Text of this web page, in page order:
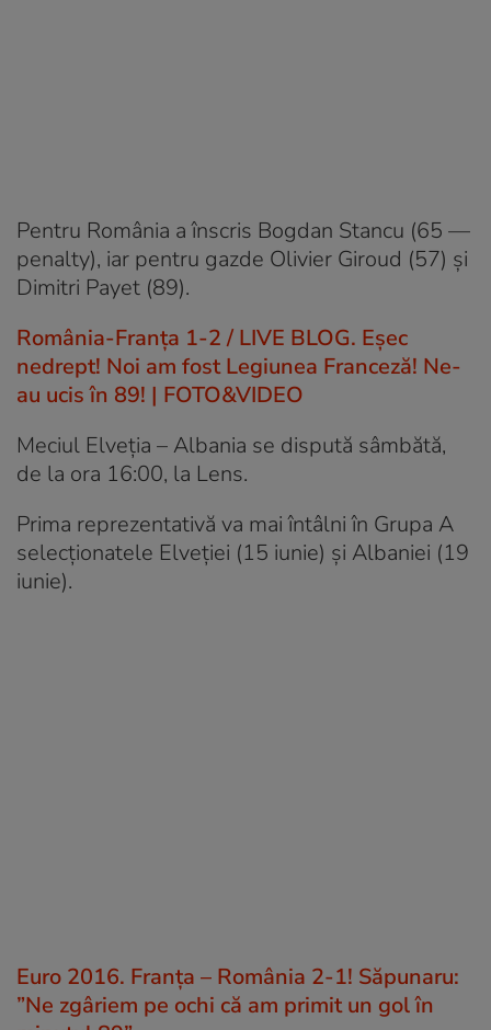
Pentru România a înscris Bogdan Stancu (65 —
penalty), iar pentru gazde Olivier Giroud (57) și
Dimitri Payet (89).
România-Franța 1-2 / LIVE BLOG. Eșec
nedrept! Noi am fost Legiunea Franceză! Ne-
au ucis în 89! | FOTO&VIDEO
Meciul Elveția – Albania se dispută sâmbătă,
de la ora 16:00, la Lens.
Prima reprezentativă va mai întâlni în Grupa A
selecționatele Elveției (15 iunie) și Albaniei (19
iunie).
Euro 2016. Franța – România 2-1! Săpunaru:
”Ne zgâriem pe ochi că am primit un gol în